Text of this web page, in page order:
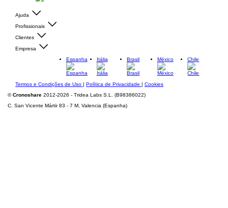
Ajuda
Profissionais
Clientes
Empresa
Espanha
Itália Brasil México Chile
Termos e Condições de Uso | Política de Privacidade | Cookies
©Cronoshare 2012-2026 - Tridea Labs S.L. (B98386022)
C. San Vicente Mártir 83 - 7 M, Valencia (Espanha)